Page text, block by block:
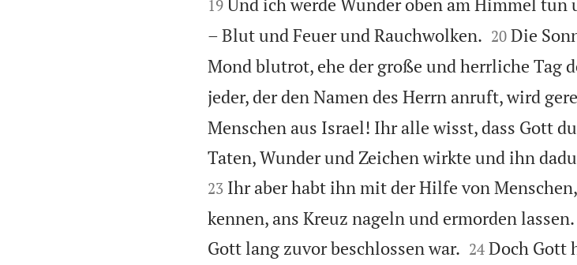
19
– Blut und Feuer und Rauchwolken.
20 Die
Mond blutrot, ehe der große und herrliche Tag
jeder, der den Namen des Herrn anruft, wird
Menschen aus Israel! Ihr alle wisst, dass Gott
Taten, Wunder und Zeichen wirkte und ihn
23 Ihr aber habt ihn mit der Hilfe von
kennen, ans Kreuz nageln und ermorden
Gott lang zuvor beschlossen war.
24 Doch Gott